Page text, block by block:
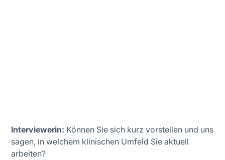
Interviewerin: Können Sie sich kurz vorstellen und uns
sagen, in welchem klinischen Umfeld Sie aktuell
arbeiten?